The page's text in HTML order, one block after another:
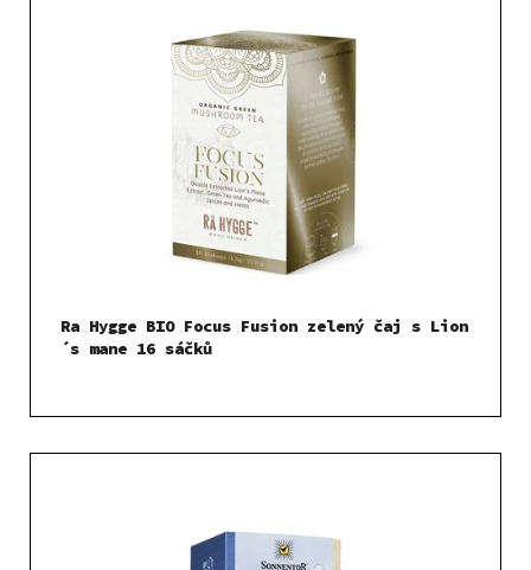
Ra Hygge BIO Focus Fusion zelený čaj s Lion
´s mane 16 sáčků